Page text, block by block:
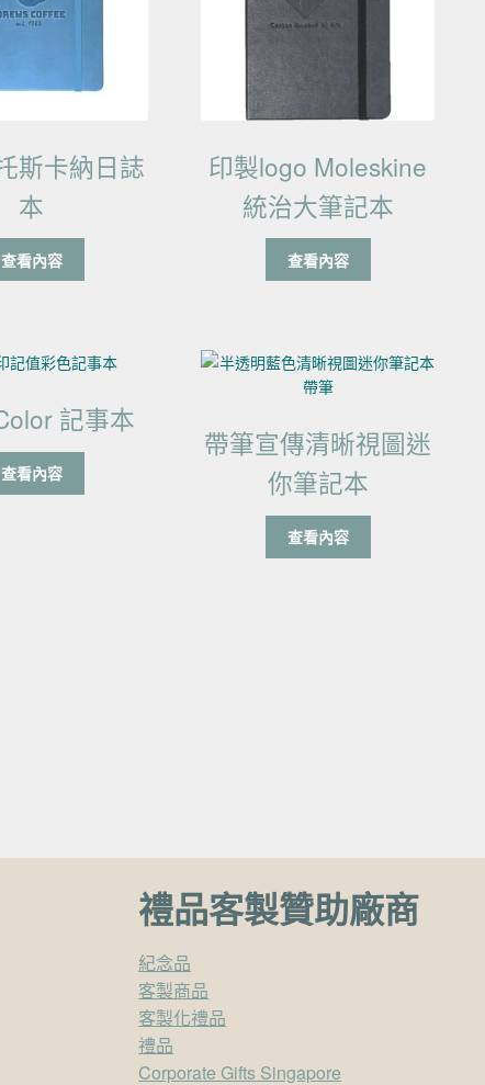
斯卡納日誌
本
查看內容
印製logo Moleskine
統治大筆記本
查看內容
記事本
查看內容
帶筆宣傳清晰視圖迷
你筆記本
查看內容
禮品客製贊助廠商
紀念品
客製商品
客製化禮品
禮品
Corporate Gifts Singapore